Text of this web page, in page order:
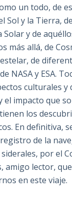
un todo, de
Sol y la Tierra,
Solar y de
más allá, de
de
NASA y ESA.
culturales y
el impacto que
los
En definitiva,
de la
por el
amigo lector,
en este viaje.